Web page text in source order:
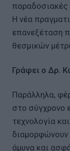
παραδοσιακές
Η νέα
επανεξέταση
θεσμικών
Γράφει ο Δρ.
Παράλληλα,
στο σύγχρονο
τεχνολογία
διαμορφώνουν
άμυνα και